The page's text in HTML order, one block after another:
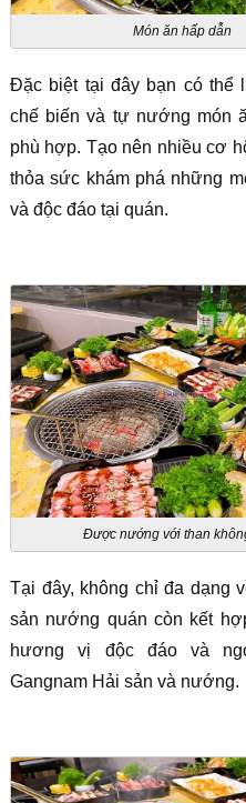
Món ăn hấp dẫn
Đặc biệt tại đây bạn có thể
chế biến và tự nướng món
phù hợp. Tạo nên nhiều cơ
thỏa sức khám phá những
và độc đáo tại quán.
Được nướng với than
Tại đây, không chỉ đa dạng
sản nướng quán còn kết
hương vị độc đáo và
Gangnam Hải sản và nướng.